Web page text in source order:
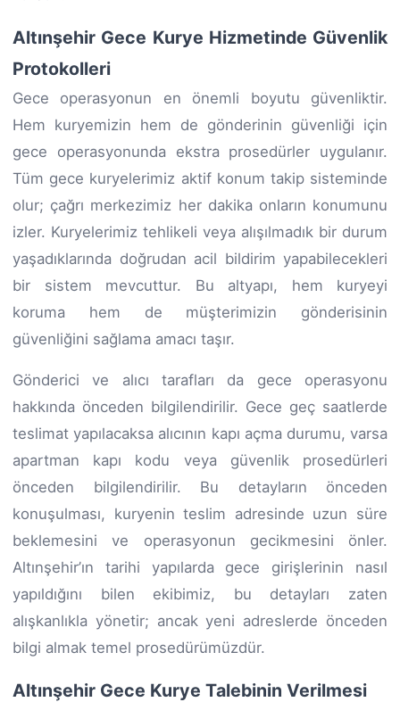
Altınşehir Gece Kurye Hizmetinde Güvenlik
Protokolleri
Gece operasyonun en önemli boyutu güvenliktir.
Hem kuryemizin hem de gönderinin güvenliği için
gece operasyonunda ekstra prosedürler uygulanır.
Tüm gece kuryelerimiz aktif konum takip sisteminde
olur; çağrı merkezimiz her dakika onların konumunu
izler. Kuryelerimiz tehlikeli veya alışılmadık bir durum
yaşadıklarında doğrudan acil bildirim yapabilecekleri
bir sistem mevcuttur. Bu altyapı, hem kuryeyi
koruma hem de müşterimizin gönderisinin
güvenliğini sağlama amacı taşır.
Gönderici ve alıcı tarafları da gece operasyonu
hakkında önceden bilgilendirilir. Gece geç saatlerde
teslimat yapılacaksa alıcının kapı açma durumu, varsa
apartman kapı kodu veya güvenlik prosedürleri
önceden bilgilendirilir. Bu detayların önceden
konuşulması, kuryenin teslim adresinde uzun süre
beklemesini ve operasyonun gecikmesini önler.
Altınşehir’ın tarihi yapılarda gece girişlerinin nasıl
yapıldığını bilen ekibimiz, bu detayları zaten
alışkanlıkla yönetir; ancak yeni adreslerde önceden
bilgi almak temel prosedürümüzdür.
Altınşehir Gece Kurye Talebinin Verilmesi